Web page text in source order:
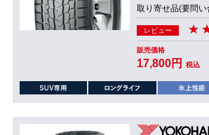
取り寄せ品(要問い
レビュー
販売価格
17,800円 税込